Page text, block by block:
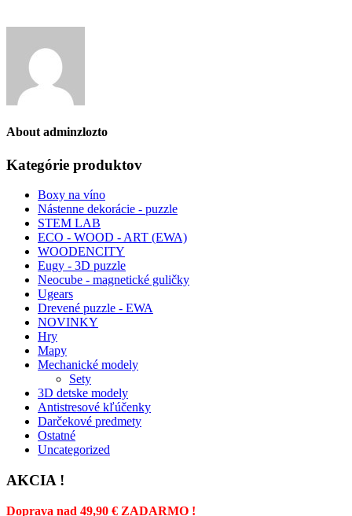
About adminzlozto
Kategórie produktov
Boxy na víno
Nástenne dekorácie - puzzle
STEM LAB
ECO - WOOD - ART (EWA)
WOODENCITY
Eugy - 3D puzzle
Neocube - magnetické guličky
Ugears
Drevené puzzle - EWA
NOVINKY
Hry
Mapy
Mechanické modely
Sety
3D detske modely
Antistresové kľúčenky
Darčekové predmety
Ostatné
Uncategorized
AKCIA !
Doprava nad 49,90 € ZADARMO !